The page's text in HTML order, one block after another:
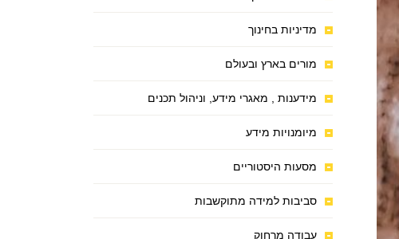
מדיניות בחינוך
מורים בארץ ובעולם
מידענות , מאגרי מידע, וניהול תכנים
מיומנויות מידע
מסעות היסטוריים
סביבות למידה מתוקשבות
עבודה מרחוק